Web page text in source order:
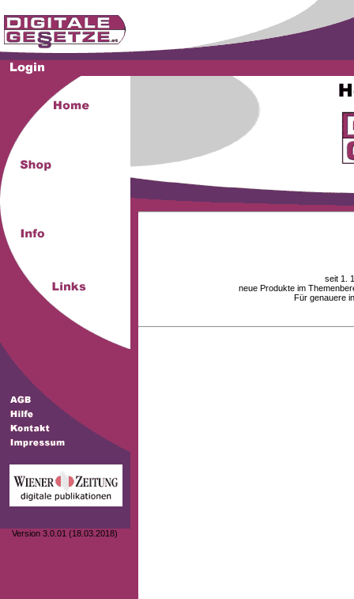
Version 3.0.01 (18.03.2018)
seit 1.
neue Produkte im
Für genauere